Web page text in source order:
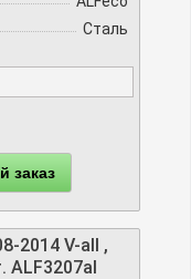
Сталь
заказ
2014 V-all ,
ALF3207al